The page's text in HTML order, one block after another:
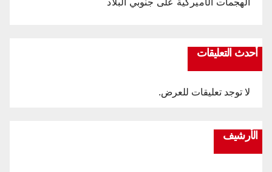
أحدث التعليقات
لا توجد تعليقات للعرض.
الأرشيف